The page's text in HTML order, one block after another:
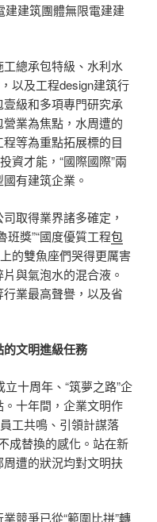
建建筑團體無限電建建
總承包特級、水利水
以及工程design建筑行
級和多項專門研究承
業為焦點，水周遭的
等為重點拓展標的目
資才能，“國際國際”兩
有建筑企業。
取得業界諸多確定，
班獎”“國度優質工程包
的雙魚座們哭得更厲害
與氣泡水的混合液。
行業最高聲譽，以及省
文明進級任務
十周年、“筑夢之路”企
十年間，企業文明作
工共鳴、引領計謀落
成替換的感化。站在新
遭的狀況均對文明扶
競爭已從“範圍比拼”轉